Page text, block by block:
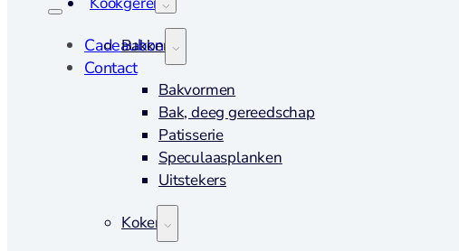
Cadeaubon
Contact
Bakken
Bakvormen
Bak, deeg gereedschap
Patisserie
Speculaasplanken
Uitstekers
Koken